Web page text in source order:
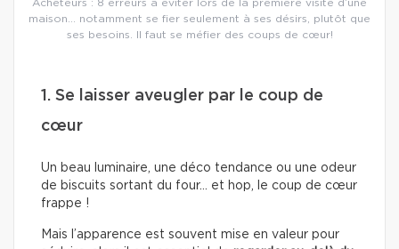
Acheteurs : 8 erreurs à éviter lors de la première visite d’une
maison… notamment se fier seulement à ses désirs, plutôt que
ses besoins. Il faut se méfier des coups de cœur!
1. Se laisser aveugler par le coup de
cœur
Un beau luminaire, une déco tendance ou une odeur
de biscuits sortant du four… et hop, le coup de cœur
frappe !
Mais l’apparence est souvent mise en valeur pour